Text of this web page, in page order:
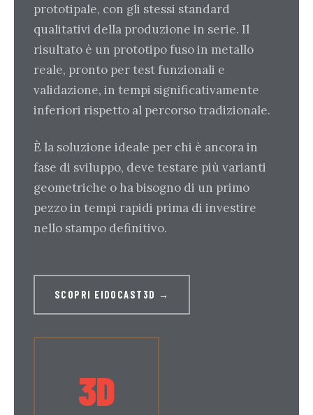
prototipale, con gli stessi standard
qualitativi della produzione in serie. Il
risultato è un prototipo fuso in metallo
reale, pronto per test funzionali e
validazione, in tempi significativamente
inferiori rispetto al percorso tradizionale.
È la soluzione ideale per chi è ancora in
fase di sviluppo, deve testare più varianti
geometriche o ha bisogno di un primo
pezzo in tempi rapidi prima di investire
nello stampo definitivo.
SCOPRI EIDOCAST3D →
3D